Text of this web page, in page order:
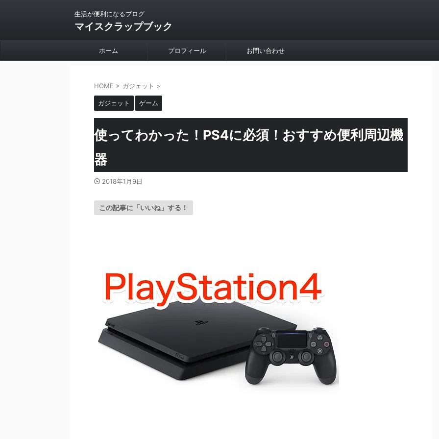
生活が便利になるブログ
マイスクラップブック
ホーム プロフィール お問い合わせ
HOME > ガジェット >
ガジェット ゲーム
使ってわかった！PS4に必須！おすすめ便利周辺機
器
2018年1月9日
この記事に「いいね」する！